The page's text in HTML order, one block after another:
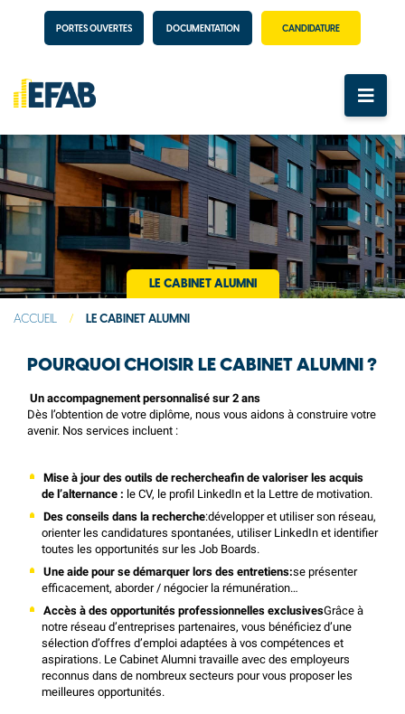
PORTES OUVERTES DOCUMENTATION CANDIDATURE
LE CABINET ALUMNI
ACCUEIL / LE CABINET ALUMNI
POURQUOI CHOISIR LE CABINET ALUMNI ?
Un accompagnement personnalisé sur 2 ans
Dès l’obtention de votre diplôme, nous vous aidons à construire votre
avenir. Nos services incluent :
Mise à jour des outils de rechercheafin de valoriser les acquis
de l’alternance : le CV, le profil LinkedIn et la Lettre de motivation.
Des conseils dans la recherche:développer et utiliser son réseau,
orienter les candidatures spontanées, utiliser LinkedIn et identifier
toutes les opportunités sur les Job Boards.
Une aide pour se démarquer lors des entretiens:se présenter
efficacement, aborder / négocier la rémunération…
Accès à des opportunités professionnelles exclusivesGrâce à
notre réseau d’entreprises partenaires, vous bénéficiez d’une
sélection d’offres d’emploi adaptées à vos compétences et
aspirations. Le Cabinet Alumni travaille avec des employeurs
reconnus dans de nombreux secteurs pour vous proposer les
meilleures opportunités.